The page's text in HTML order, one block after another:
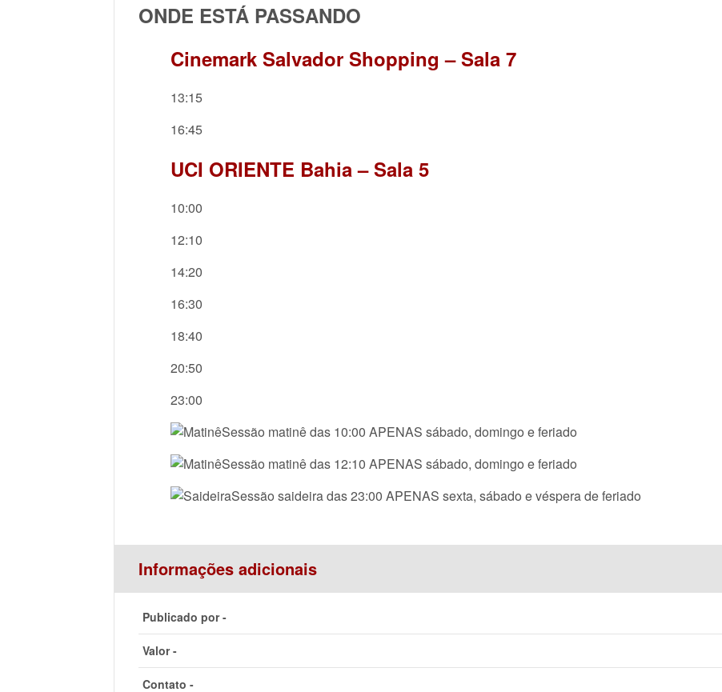
ONDE ESTÁ PASSANDO
Cinemark Salvador Shopping – Sala 7
13:15
16:45
UCI ORIENTE Bahia – Sala 5
10:00
12:10
14:20
16:30
18:40
20:50
23:00
Sessão matinê das 10:00 APENAS sábado, domingo e feriado
Sessão matinê das 12:10 APENAS sábado, domingo e feriado
Sessão saideira das 23:00 APENAS sexta, sábado e véspera de feriado
Informações adicionais
Publicado por -
Valor -
Contato -